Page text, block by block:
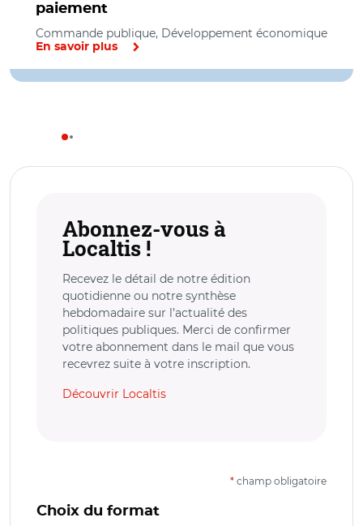
paiement
Commande publique, Développement économique
En savoir plus
Abonnez-vous à
Localtis !
Recevez le détail de notre édition
quotidienne ou notre synthèse
hebdomadaire sur l’actualité des
politiques publiques. Merci de confirmer
votre abonnement dans le mail que vous
recevrez suite à votre inscription.
Découvrir Localtis
* champ obligatoire
Choix du format